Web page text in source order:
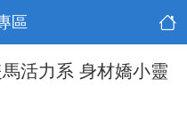
區
活力系 身材嬌小靈